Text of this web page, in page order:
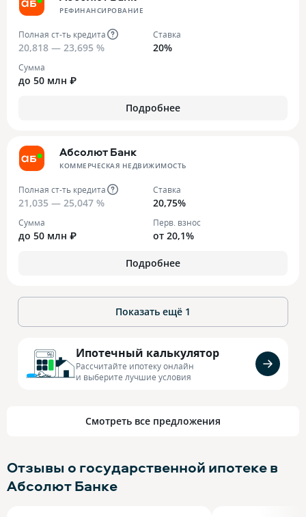
РЕФИНАНСИРОВАНИЕ
Полная ст-ть кредита
20,818 — 23,695 %
Ставка
20%
Сумма
до 50 млн ₽
Подробнее
Абсолют Банк
КОММЕРЧЕСКАЯ НЕДВИЖИМОСТЬ
Полная ст-ть кредита
21,035 — 25,047 %
Ставка
20,75%
Сумма
до 50 млн ₽
Перв. взнос
от 20,1%
Подробнее
Показать ещё 1
Ипотечный калькулятор
Рассчитайте ипотеку онлайн
и выберите лучшие условия
Смотреть все предложения
Отзывы о государственной ипотеке в
Абсолют Банке